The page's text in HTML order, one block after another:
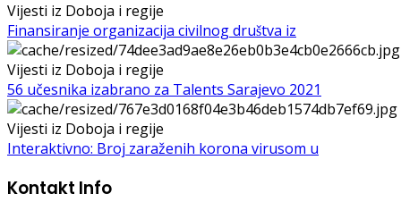
Vijesti iz Doboja i regije
Finansiranje organizacija civilnog društva iz
Vijesti iz Doboja i regije
56 učesnika izabrano za Talents Sarajevo 2021
Vijesti iz Doboja i regije
Interaktivno: Broj zaraženih korona virusom u
Kontakt Info